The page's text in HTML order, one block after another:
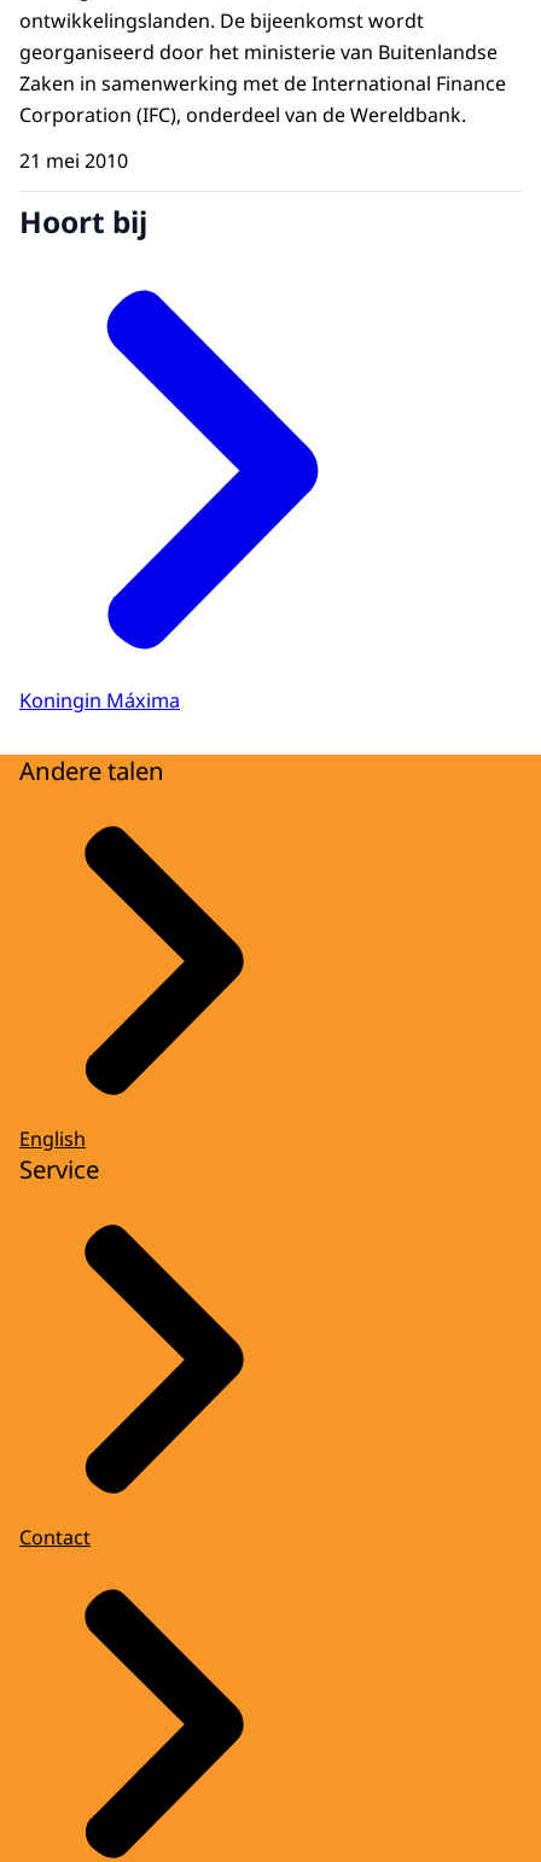
ontwikkelingslanden. De bijeenkomst wordt
georganiseerd door het ministerie van Buitenlandse
Zaken in samenwerking met de International Finance
Corporation (IFC), onderdeel van de Wereldbank.
21 mei 2010
Hoort bij
Koningin Máxima
Andere talen
English
Service
Contact